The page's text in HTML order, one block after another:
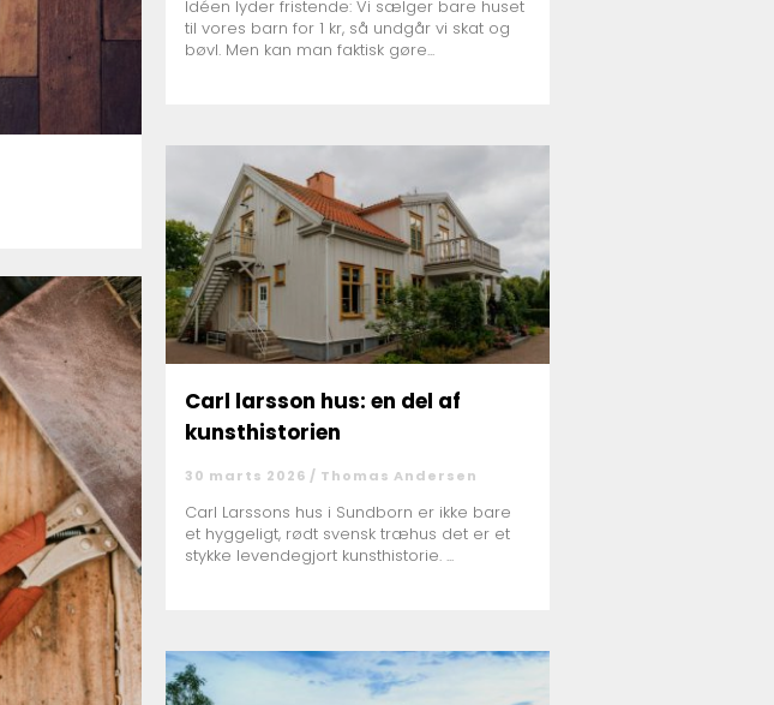
Idéen lyder fristende: Vi sælger bare huset
til vores barn for 1 kr, så undgår vi skat og
bøvl. Men kan man faktisk gøre...
Carl larsson hus: en del af
kunsthistorien
30 marts 2026 / Thomas Andersen
Carl Larssons hus i Sundborn er ikke bare
et hyggeligt, rødt svensk træhus det er et
stykke levendegjort kunsthistorie. ...